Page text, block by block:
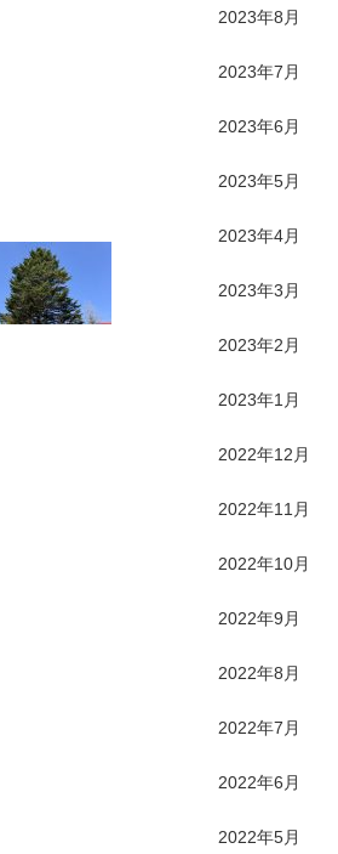
2023年8月
2023年7月
2023年6月
2023年5月
2023年4月
2023年3月
2023年2月
2023年1月
2022年12月
2022年11月
2022年10月
2022年9月
2022年8月
2022年7月
2022年6月
2022年5月